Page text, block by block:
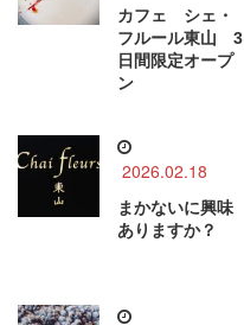
カフェ シェ・
フルール東山 3
日間限定オープ
ン
2026.02.18
まかないに興味
ありますか？